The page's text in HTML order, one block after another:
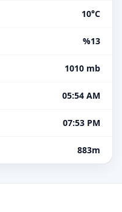
10°C
%13
1010 mb
05:54 AM
07:53 PM
883m